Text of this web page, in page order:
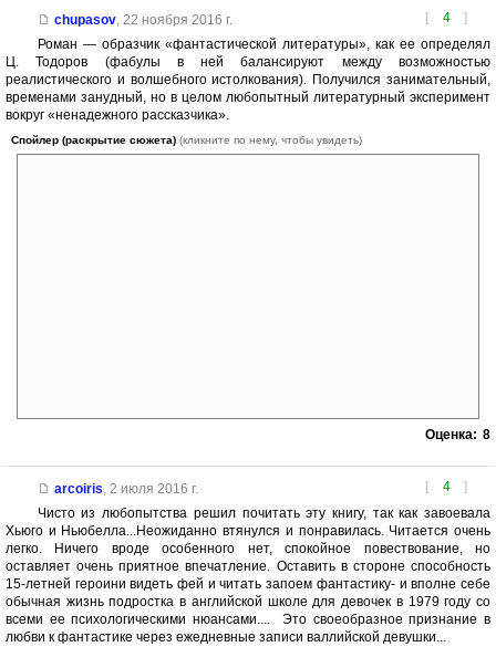
[ 4 ]
chupasov, 22 ноября 2016 г.
Роман — образчик «фантастической литературы», как ее определял
Ц. Тодоров (фабулы в ней балансируют между возможностью
реалистического и волшебного истолкования). Получился занимательный,
временами занудный, но в целом любопытный литературный эксперимент
вокруг «ненадежного рассказчика».
Спойлер (раскрытие сюжета) (кликните по нему, чтобы увидеть)
Оценка: 8
[ 4 ]
arcoiris, 2 июля 2016 г.
Чисто из любопытства решил почитать эту книгу, так как завоевала
Хьюго и Ньюбелла...Неожиданно втянулся и понравилась. Читается очень
легко. Ничего вроде особенного нет, спокойное повествование, но
оставляет очень приятное впечатление. Оставить в стороне способность
15-летней героини видеть фей и читать запоем фантастику- и вполне себе
обычная жизнь подростка в английской школе для девочек в 1979 году со
всеми ее психологическими нюансами.... Это своеобразное признание в
любви к фантастике через ежедневные записи валлийской девушки...